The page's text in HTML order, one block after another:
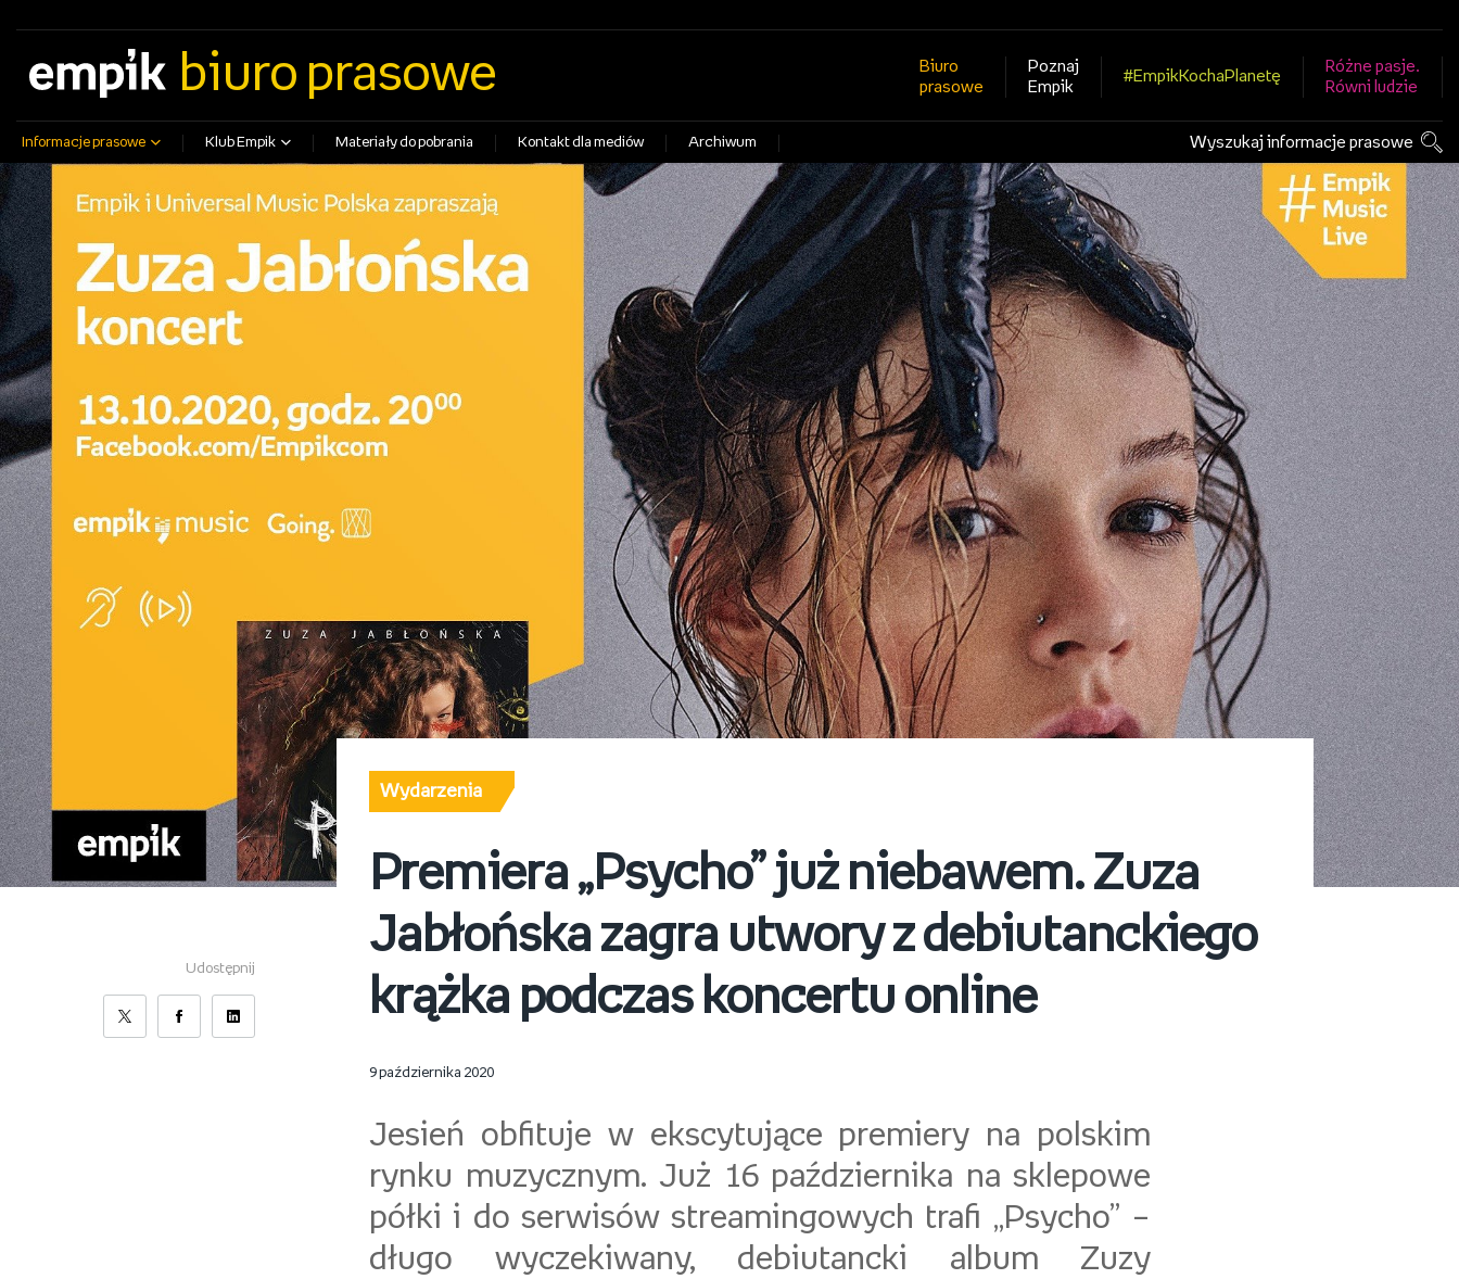
biuro prasowe
Biuro
prasowe
Poznaj
Empik
#EmpikKochaPlanetę
Różne pasje.
Równi ludzie
Informacje prasowe Klub Empik Materiały do pobrania Kontakt dla mediów Archiwum Wyszukaj informacje prasowe
Udostępnij
Wydarzenia
Premiera „Psycho” już niebawem. Zuza
Jabłońska zagra utwory z debiutanckiego
krążka podczas koncertu online
9 października 2020
Jesień obfituje w ekscytujące premiery na polskim
rynku muzycznym. Już 16 października na sklepowe
półki i do serwisów streamingowych trafi „Psycho” –
długo wyczekiwany, debiutancki album Zuzy